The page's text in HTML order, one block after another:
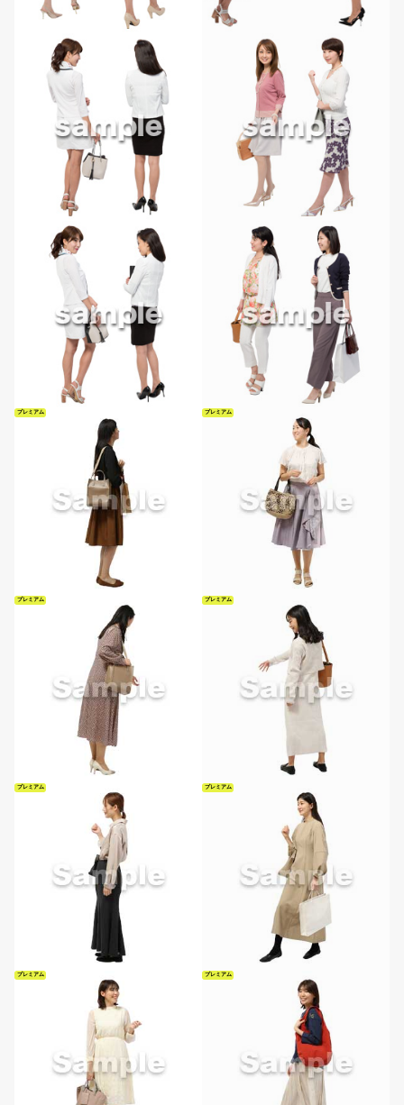
プレミアム プレミアム
プレミアム プレミアム
プレミアム プレミアム
プレミアム プレミアム